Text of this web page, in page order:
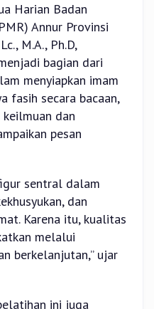
Harian Badan
Annur Provinsi
M.A., Ph.D,
bagian dari
menyiapkan imam
fasih secara bacaan,
dan
pesan
sentral dalam
dan
Karena itu, kualitas
melalui
berkelanjutan,” ujar
ini juga